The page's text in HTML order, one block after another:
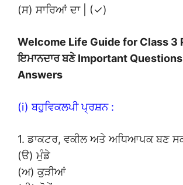
(ਸ) ਸਾਰਿਆਂ ਦਾ | (✓)
Welcome Life Guide for Class 3
ਇਮਾਨਦਾਰ ਬਣੇ Important
Answers
(i) ਬਹੁਵਿਕਲਪੀ ਪ੍ਰਸ਼ਨ :
1. ਡਾਕਟਰ, ਵਕੀਲ ਅਤੇ ਅਧਿਆਪਕ ਬਣ
(ੳ) ਮੁੰਡੇ
(ਅ) ਕੁੜੀਆਂ